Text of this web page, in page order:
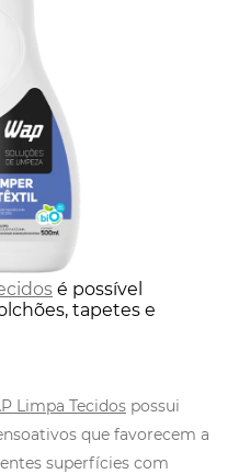
é possível
tapetes e
Limpa Tecidos possui
que favorecem a
superfícies com